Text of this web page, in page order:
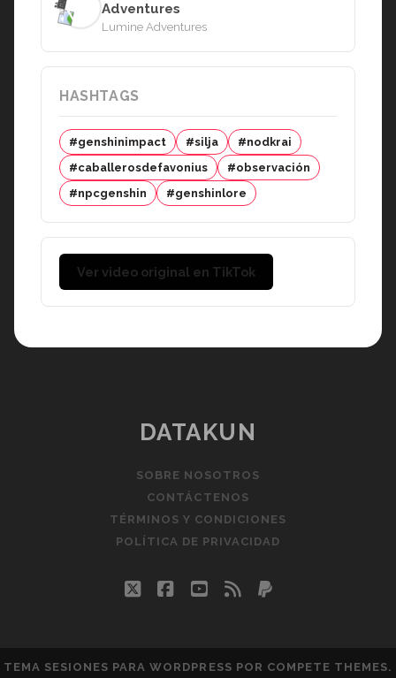
Adventures
Lumine Adventures
HASHTAGS
#genshinimpact #silja
#nodkrai
#caballerosdefavonius
#observación
#npcgenshin
#genshinlore
Ver video original en TikTok
DATAKUN
SOBRE NOSOTROS
CONTÁCTENOS
TÉRMINOS Y CONDICIONES
POLÍTICA DE PRIVACIDAD
twitterfacebook
youtube
rss paypal
TEMA SESIONES PARA WORDPRESS POR COMPETE THEMES.